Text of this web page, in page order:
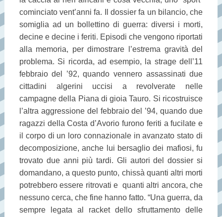
cominciato vent’anni fa. Il dossier fa un bilancio, che
somiglia ad un bollettino di guerra: diversi i morti,
decine e decine i feriti. Episodi che vengono riportati
alla memoria, per dimostrare l’estrema gravità del
problema. Si ricorda, ad esempio, la strage dell’11
febbraio del ’92, quando vennero assassinati due
cittadini algerini uccisi a revolverate nelle
campagne della Piana di gioia Tauro. Si ricostruisce
l’altra aggressione del febbraio del ’94, quando due
ragazzi della Costa d’Avorio furono feriti a fucilate e
il corpo di un loro connazionale in avanzato stato di
decomposizione, anche lui bersaglio dei mafiosi, fu
trovato due anni più tardi. Gli autori del dossier si
domandano, a questo punto, chissà quanti altri morti
potrebbero essere ritrovati e quanti altri ancora, che
nessuno cerca, che fine hanno fatto. “Una guerra, da
sempre legata al racket dello sfruttamento delle